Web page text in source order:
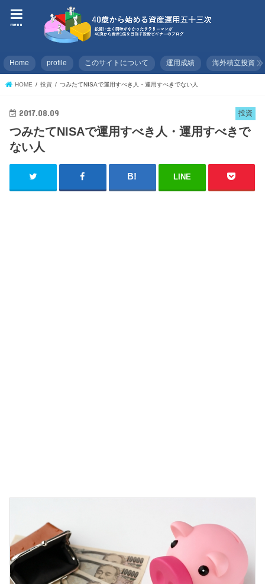
menu
Home profile このサイトについて 運用成績 海外積立投資
HOME 投資 つみたてNISAで運用すべき人・運用すべきでない人
投資
2017.08.09
つみたてNISAで運用すべき人・運用すべきで
ない人
LINE